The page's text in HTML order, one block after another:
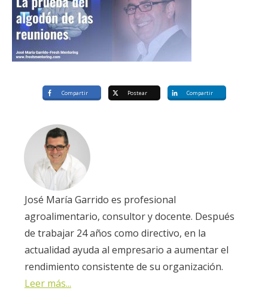
Compartir Postear Compartir
José María Garrido es profesional
agroalimentario, consultor y docente. Después
de trabajar 24 años como directivo, en la
actualidad ayuda al empresario a aumentar el
rendimiento consistente de su organización.
Leer más...